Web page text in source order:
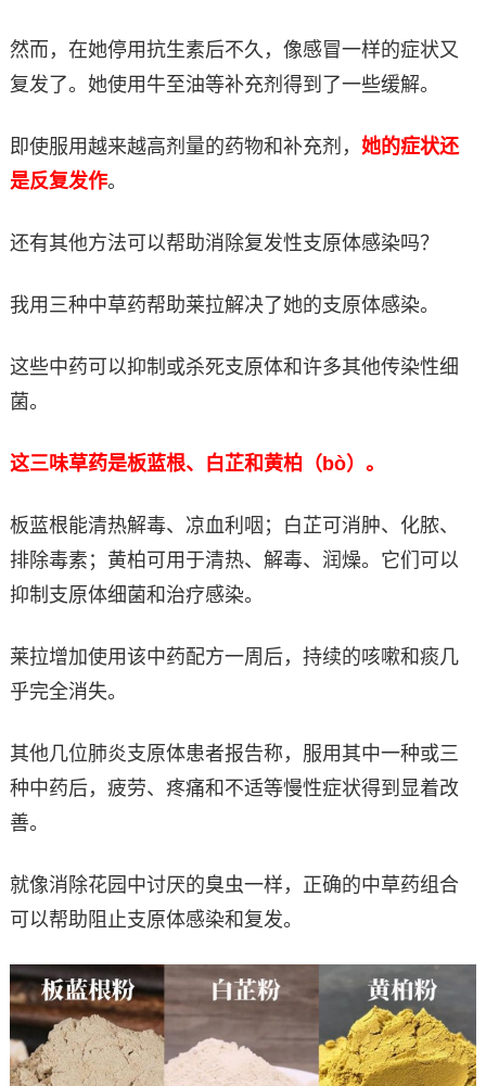
然而，在她停用抗生素后不久，像感冒一样的症状又
复发了。她使用牛至油等补充剂得到了一些缓解。
即使服用越来越高剂量的药物和补充剂， 她的症状还
是反复发作。
还有其他方法可以帮助消除复发性支原体感染吗？
我用三种中草药帮助莱拉解决了她的支原体感染。
这些中药可以抑制或杀死支原体和许多其他传染性细
菌。
这三味草药是板蓝根、白芷和黄柏（bò）。
板蓝根能清热解毒、凉血利咽；白芷可消肿、化脓、
排除毒素；黄柏可用于清热、解毒、润燥。它们可以
抑制支原体细菌和治疗感染。
莱拉增加使用该中药配方一周后，持续的咳嗽和痰几
乎完全消失。
其他几位肺炎支原体患者报告称，服用其中一种或三
种中药后，疲劳、疼痛和不适等慢性症状得到显着改
善。
就像消除花园中讨厌的臭虫一样，正确的中草药组合
可以帮助阻止支原体感染和复发。